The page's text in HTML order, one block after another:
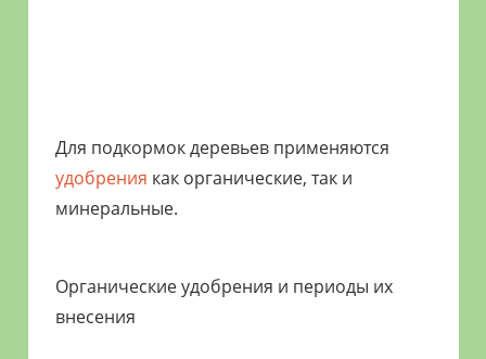
Для подкормок деревьев применяются
удобрения как органические, так и
минеральные.
Органические удобрения и периоды их
внесения